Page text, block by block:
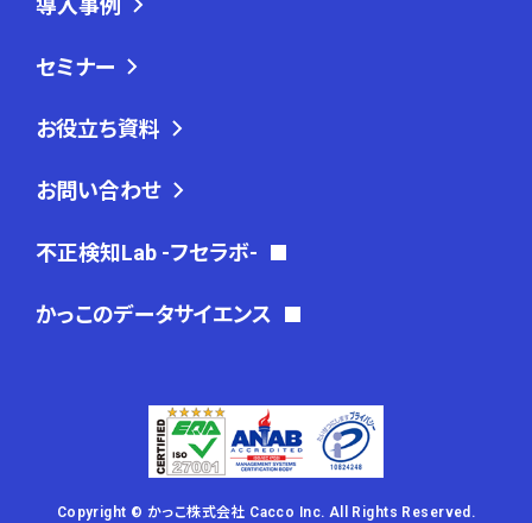
導入事例
セミナー
お役立ち資料
お問い合わせ
不正検知Lab -フセラボ-
かっこのデータサイエンス
Copyright © かっこ株式会社 Cacco Inc. All Rights Reserved.